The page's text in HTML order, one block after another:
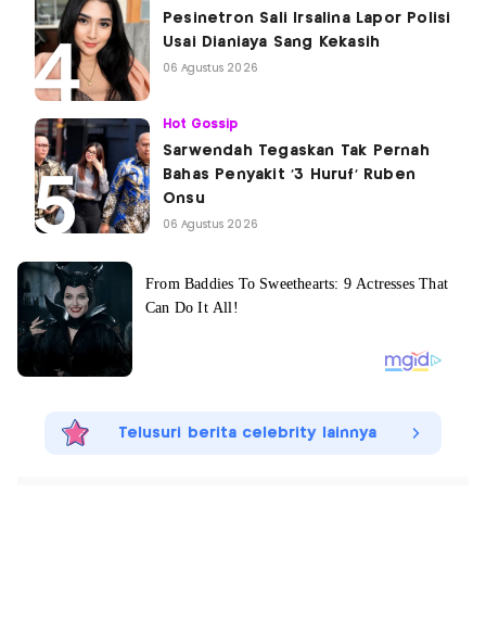
Pesinetron Sali Irsalina Lapor Polisi
Usai Dianiaya Sang Kekasih
06 Agustus 2026
Hot Gossip
Sarwendah Tegaskan Tak Pernah
Bahas Penyakit '3 Huruf' Ruben
Onsu
06 Agustus 2026
Telusuri berita celebrity lainnya